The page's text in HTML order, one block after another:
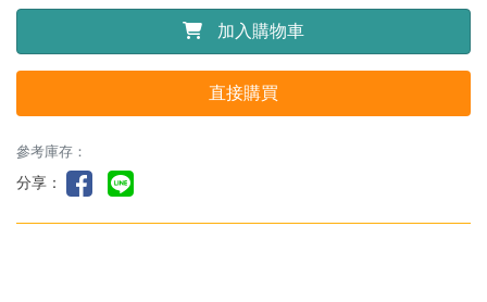
加入購物車
直接購買
參考庫存：
分享：